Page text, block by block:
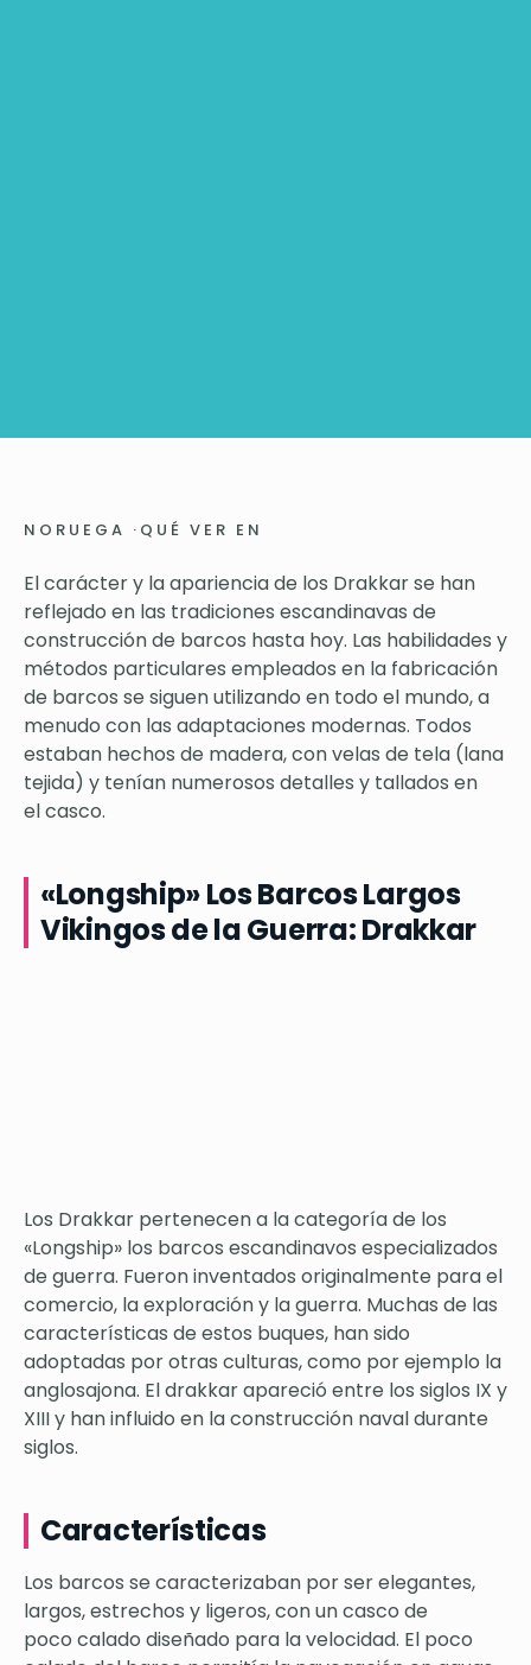
NORUEGA · QUÉ VER EN
El carácter y la apariencia de los Drakkar se han
reflejado en las tradiciones escandinavas de
construcción de barcos hasta hoy. Las habilidades y
métodos particulares empleados en la fabricación
de barcos se siguen utilizando en todo el mundo, a
menudo con las adaptaciones modernas. Todos
estaban hechos de madera, con velas de tela (lana
tejida) y tenían numerosos detalles y tallados en
el casco.
«Longship» Los Barcos Largos
Vikingos de la Guerra: Drakkar
Los Drakkar pertenecen a la categoría de los
«Longship» los barcos escandinavos especializados
de guerra. Fueron inventados originalmente para el
comercio, la exploración y la guerra. Muchas de las
características de estos buques, han sido
adoptadas por otras culturas, como por ejemplo la
anglosajona. El drakkar apareció entre los siglos IX y
XIII y han influido en la construcción naval durante
siglos.
Características
Los barcos se caracterizaban por ser elegantes,
largos, estrechos y ligeros, con un casco de
poco calado diseñado para la velocidad. El poco